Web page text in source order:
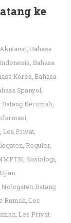
ke
Akutansi, Bahasa
, Bahasa
Korea, Bahasa
Spanyol,
Datang Kerumah,
,
, Les Privat,
, Reguler,
, Sosiologi,
Ujian
Datang
Rumah, Les
, Les Privat